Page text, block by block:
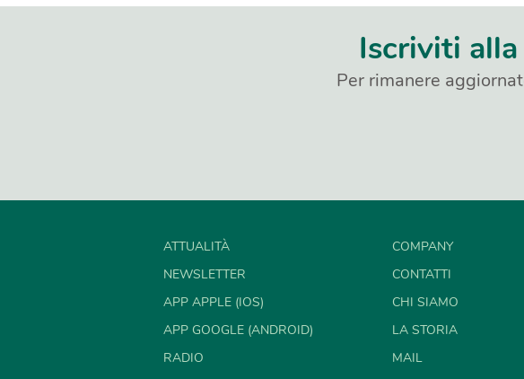
Iscriviti
Per rimanere
ATTUALITÀ
NEWSLETTER
APP APPLE (IOS)
APP GOOGLE (ANDROID)
RADIO
COMPANY
CONTATTI
CHI SIAMO
LA STORIA
MAIL